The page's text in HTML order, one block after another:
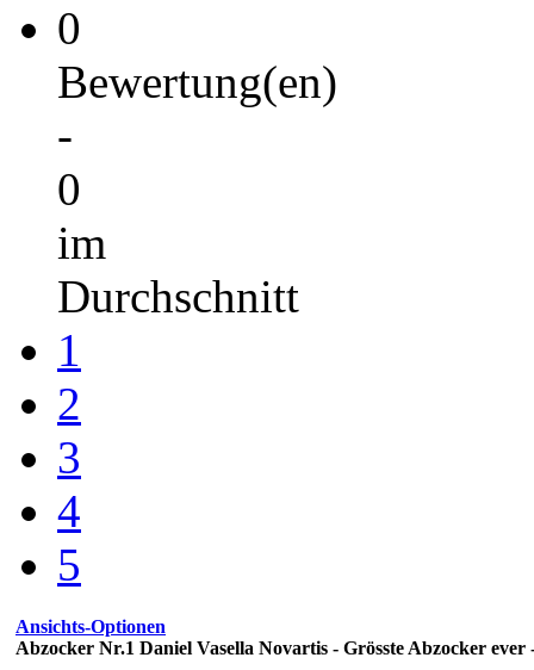
0
Bewertung(en)
-
0
im
Durchschnitt
1
2
3
4
5
Ansichts-Optionen
Abzocker Nr.1 Daniel Vasella Novartis - Grösste Abzocker ever